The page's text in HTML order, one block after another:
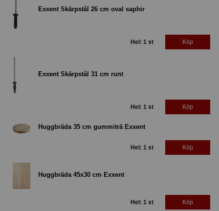
Exxent Skärpstål 26 cm oval saphir
Hel: 1 st Köp
Exxent Skärpstål 31 cm runt
Hel: 1 st Köp
Huggbräda 35 cm gummiträ Exxent
Hel: 1 st Köp
Huggbräda 45x30 cm Exxent
Hel: 1 st Köp